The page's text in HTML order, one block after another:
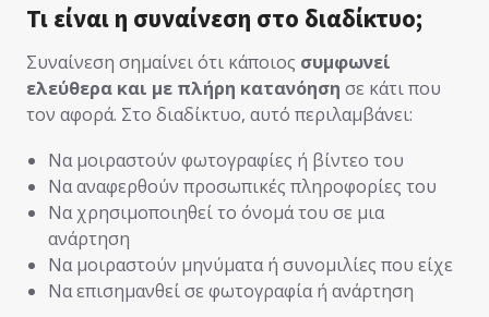
Τι είναι η συναίνεση στο διαδίκτυο;
Συναίνεση σημαίνει ότι κάποιος συμφωνεί
ελεύθερα και με πλήρη κατανόηση σε κάτι που
τον αφορά. Στο διαδίκτυο, αυτό περιλαμβάνει:
Να μοιραστούν φωτογραφίες ή βίντεο του
Να αναφερθούν προσωπικές πληροφορίες του
Να χρησιμοποιηθεί το όνομά του σε μια
ανάρτηση
Να μοιραστούν μηνύματα ή συνομιλίες που είχε
Να επισημανθεί σε φωτογραφία ή ανάρτηση